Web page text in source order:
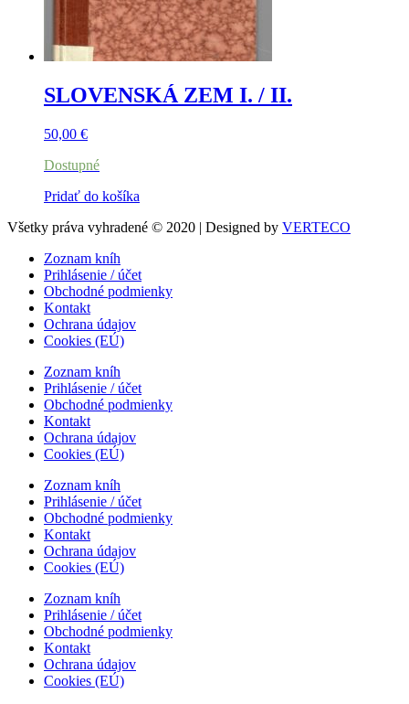
SLOVENSKÁ ZEM I. / II.
50,00 €
Dostupné
Pridať do košíka
Všetky práva vyhradené © 2020 | Designed by VERTECO
Zoznam kníh
Prihlásenie / účet
Obchodné podmienky
Kontakt
Ochrana údajov
Cookies (EÚ)
Zoznam kníh
Prihlásenie / účet
Obchodné podmienky
Kontakt
Ochrana údajov
Cookies (EÚ)
Zoznam kníh
Prihlásenie / účet
Obchodné podmienky
Kontakt
Ochrana údajov
Cookies (EÚ)
Zoznam kníh
Prihlásenie / účet
Obchodné podmienky
Kontakt
Ochrana údajov
Cookies (EÚ)